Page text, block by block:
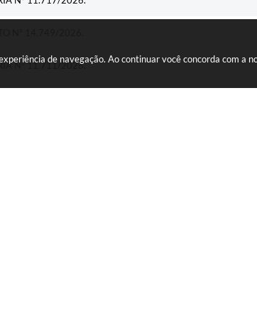
de navegação. Ao continuar você concorda com a
N° 11.711/2026.